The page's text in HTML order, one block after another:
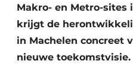
Bedrijven
BIM
Evenementen
Dak & Gevel
Makro- en Metro-sites
krijgt de
in Machelen concreet
nieuwe toekomstvisie.